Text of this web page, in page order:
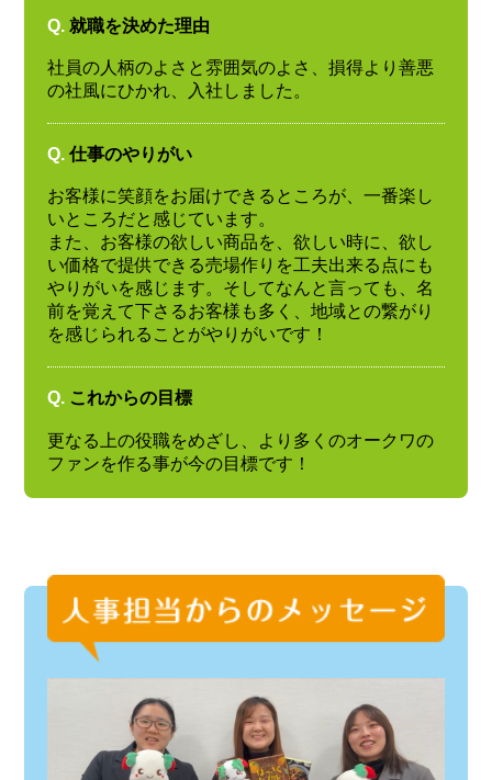
Q. 就職を決めた理由
社員の人柄のよさと雰囲気のよさ、損得より善悪
の社風にひかれ、入社しました。
Q. 仕事のやりがい
お客様に笑顔をお届けできるところが、一番楽し
いところだと感じています。
また、お客様の欲しい商品を、欲しい時に、欲し
い価格で提供できる売場作りを工夫出来る点にも
やりがいを感じます。そしてなんと言っても、名
前を覚えて下さるお客様も多く、地域との繋がり
を感じられることがやりがいです！
Q. これからの目標
更なる上の役職をめざし、より多くのオークワの
ファンを作る事が今の目標です！